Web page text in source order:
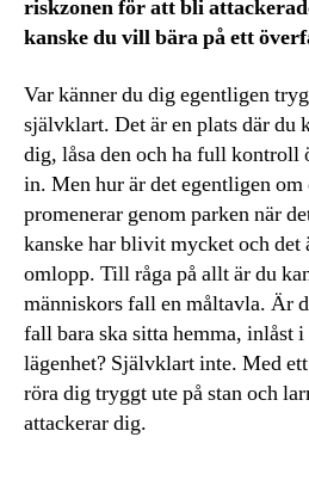
riskzonen för att bli
kanske du vill bära på ett
Var känner du dig egentligen
självklart. Det är en plats där du
dig, låsa den och ha full kontroll
in. Men hur är det egentligen om
promenerar genom parken när
kanske har blivit mycket och
omlopp. Till råga på allt är du
människors fall en måltavla. Är
fall bara ska sitta hemma, inlåst
lägenhet? Självklart inte. Med ett
röra dig tryggt ute på stan och
attackerar dig.